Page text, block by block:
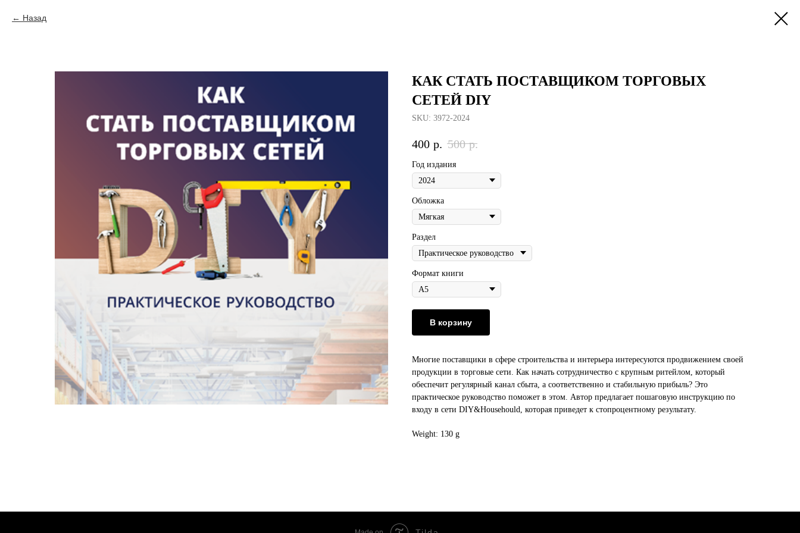
Назад
КАК СТАТЬ ПОСТАВЩИКОМ ТОРГОВЫХ
СЕТЕЙ DIY
SKU: 3972-2024
400 р. 500 р.
Год издания
Обложка
Раздел
Формат книги
В корзину
Многие поставщики в сфере строительства и интерьера интересуются продвижением своей
продукции в торговые сети. Как начать сотрудничество с крупным ритейлом, который
обеспечит регулярный канал сбыта, а соответственно и стабильную прибыль? Это
практическое руководство поможет в этом. Автор предлагает пошаговую инструкцию по
входу в сети DIY&Househould, которая приведет к стопроцентному результату.
Weight: 130 g